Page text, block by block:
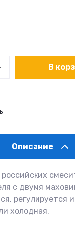
В
Описание
с двумя
регулируется
холодная.